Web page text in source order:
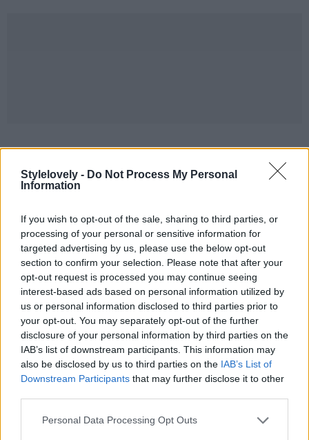
Stylelovely - Do Not Process My Personal
Information
If you wish to opt-out of the sale, sharing to third parties, or
processing of your personal or sensitive information for
targeted advertising by us, please use the below opt-out
section to confirm your selection. Please note that after your
opt-out request is processed you may continue seeing
interest-based ads based on personal information utilized by
us or personal information disclosed to third parties prior to
your opt-out. You may separately opt-out of the further
disclosure of your personal information by third parties on the
IAB’s list of downstream participants. This information may
also be disclosed by us to third parties on the IAB’s List of
Downstream Participants that may further disclose it to other
Personal Data Processing Opt Outs